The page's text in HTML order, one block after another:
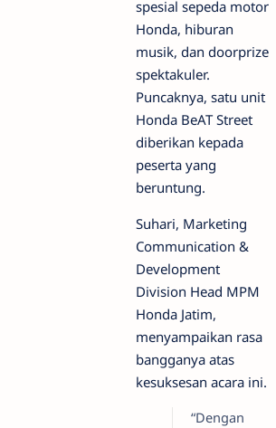
spesial sepeda motor
Honda, hiburan
musik, dan doorprize
spektakuler.
Puncaknya, satu unit
Honda BeAT Street
diberikan kepada
peserta yang
beruntung.
Suhari, Marketing
Communication &
Development
Division Head MPM
Honda Jatim,
menyampaikan rasa
bangganya atas
kesuksesan acara ini.
“Dengan